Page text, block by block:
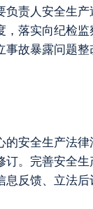
责人安全生
落实向纪检
故暴露问题
的安全生产法
。完善安全
反馈、立法